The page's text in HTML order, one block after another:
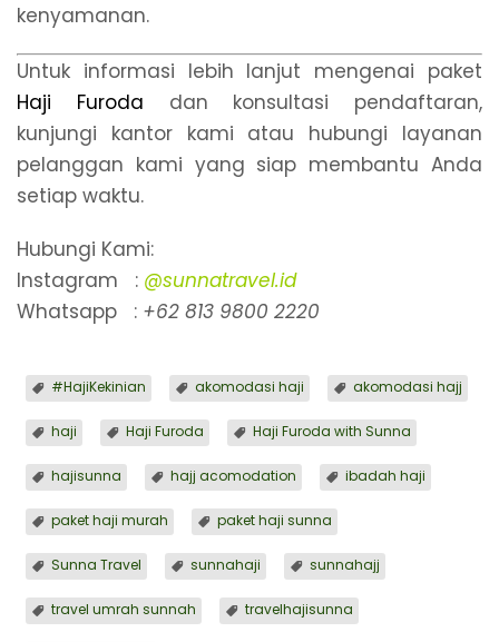
kenyamanan.
Untuk informasi lebih lanjut mengenai paket
Haji Furoda dan konsultasi pendaftaran,
kunjungi kantor kami atau hubungi layanan
pelanggan kami yang siap membantu Anda
setiap waktu.
Hubungi Kami:
Instagram : @sunnatravel.id
Whatsapp : +62 813 9800 2220
#HajiKekinian akomodasi haji akomodasi hajj
haji Haji Furoda Haji Furoda with Sunna
hajisunna hajj acomodation ibadah haji
paket haji murah paket haji sunna
Sunna Travel sunnahaji sunnahajj
travel umrah sunnah travelhajisunna